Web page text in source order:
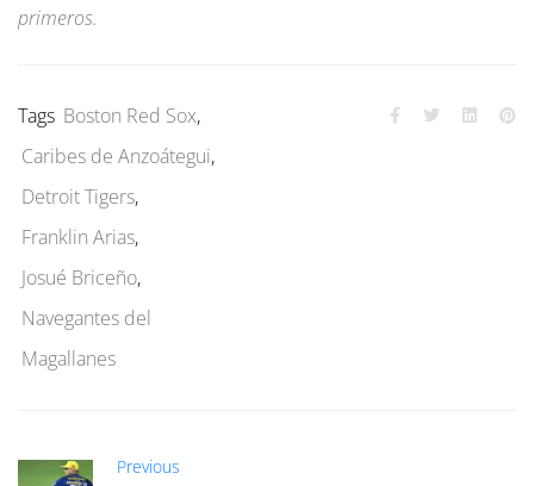
primeros.
Tags Boston Red Sox,
Caribes de Anzoátegui,
Detroit Tigers,
Franklin Arias,
Josué Briceño,
Navegantes del
Magallanes
Previous